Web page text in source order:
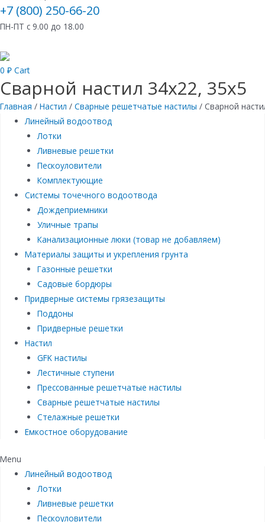
+7 (800) 250-66-20
ПН-ПТ с 9.00 до 18.00
0 ₽ Cart
Сварной настил 34х22, 35х5
Главная / Настил / Сварные решетчатые настилы / Сварной
Линейный водоотвод
Лотки
Ливневые решетки
Пескоуловители
Комплектующие
Системы точечного водоотвода
Дождеприемники
Уличные трапы
Канализационные люки (товар не добавляем)
Материалы защиты и укрепления грунта
Газонные решетки
Садовые бордюры
Придверные системы грязезащиты
Поддоны
Придверные решетки
Настил
GFK настилы
Лестичные ступени
Прессованные решетчатые настилы
Сварные решетчатые настилы
Стелажные решетки
Емкостное оборудование
Menu
Линейный водоотвод
Лотки
Ливневые решетки
Пескоуловители